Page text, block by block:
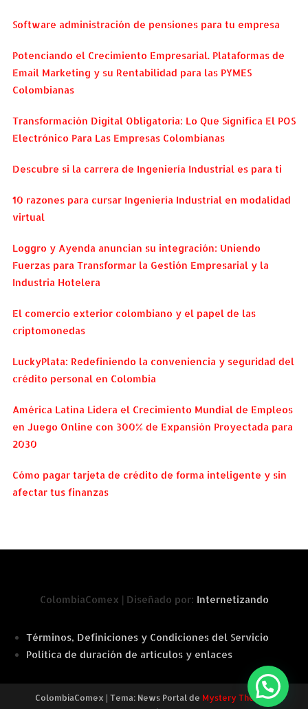
Software administración de pensiones para tu empresa
Potenciando el Crecimiento Empresarial. Plataformas de
Email Marketing y su Rentabilidad para las PYMES
Colombianas
Transformación Digital Obligatoria: Lo Que Significa El POS
Electrónico Para Las Empresas Colombianas
Descubre si la carrera de Ingeniería Industrial es para ti
10 razones para cursar Ingeniería Industrial en modalidad
virtual
Loggro y Ayenda anuncian su integración: Uniendo
Fuerzas para Transformar la Gestión Empresarial y la
Industria Hotelera
El comercio exterior colombiano y el papel de las
criptomonedas
LuckyPlata: Redefiniendo la conveniencia y seguridad del
crédito personal en Colombia
América Latina Lidera el Crecimiento Mundial de Empleos
en Juego Online con 300% de Expansión Proyectada para
2030
Cómo pagar tarjeta de crédito de forma inteligente y sin
afectar tus finanzas
ColombiaComex | Diseñado por: Internetizando
Términos, Definiciones y Condiciones del Servicio
Política de duración de artículos y enlaces
ColombiaComex | Tema: News Portal de Mystery Themes.